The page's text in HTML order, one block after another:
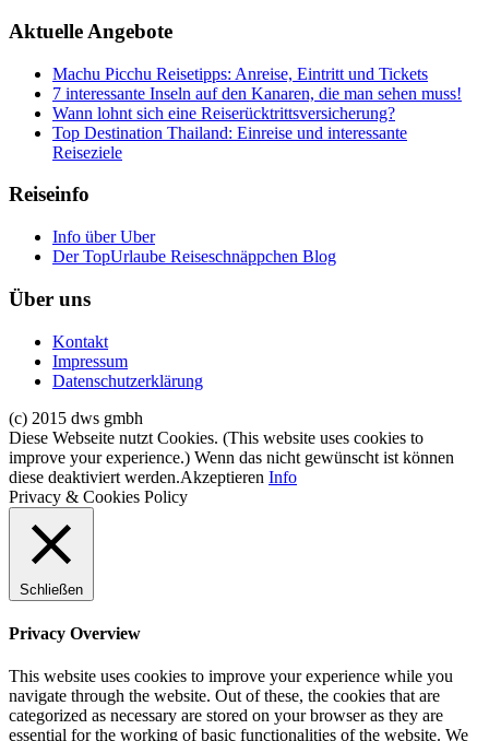
Aktuelle Angebote
Machu Picchu Reisetipps: Anreise, Eintritt und Tickets
7 interessante Inseln auf den Kanaren, die man sehen muss!
Wann lohnt sich eine Reiserücktrittsversicherung?
Top Destination Thailand: Einreise und interessante
Reiseziele
Reiseinfo
Info über Uber
Der TopUrlaube Reiseschnäppchen Blog
Über uns
Kontakt
Impressum
Datenschutzerklärung
(c) 2015 dws gmbh
Diese Webseite nutzt Cookies. (This website uses cookies to
improve your experience.) Wenn das nicht gewünscht ist können
diese deaktiviert werden.Akzeptieren Info
Privacy & Cookies Policy
Schließen
Privacy Overview
This website uses cookies to improve your experience while you
navigate through the website. Out of these, the cookies that are
categorized as necessary are stored on your browser as they are
essential for the working of basic functionalities of the website. We